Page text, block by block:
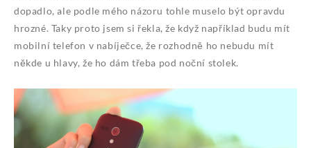
dopadlo, ale podle mého názoru tohle muselo být opravdu
hrozné. Taky proto jsem si řekla, že když například budu mít
mobilní telefon v nabíječce, že rozhodně ho nebudu mít
někde u hlavy, že ho dám třeba pod noční stolek.